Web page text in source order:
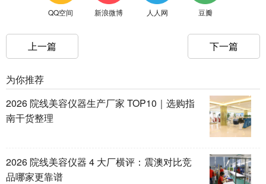
QQ空间 新浪微博 人人网 豆瓣
上一篇 下一篇
为你推荐
2026 院线美容仪器生产厂家 TOP10｜选购指
南干货整理
2026 院线美容仪器 4 大厂横评：震澳对比竞
品哪家更靠谱